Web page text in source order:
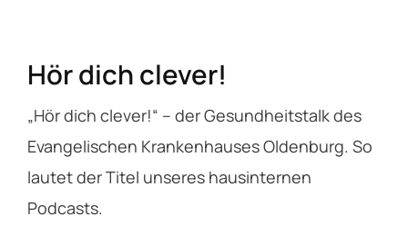
Hör dich clever!
„Hör dich clever!“ – der Gesundheitstalk des
Evangelischen Krankenhauses Oldenburg. So
lautet der Titel unseres hausinternen
Podcasts.